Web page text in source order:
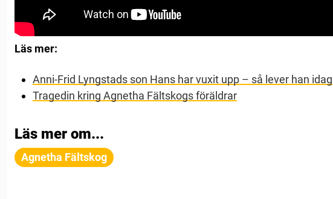
Läs mer:
Anni-Frid Lyngstads son Hans har vuxit upp – så lever han idag
Tragedin kring Agnetha Fältskogs föräldrar
Läs mer om...
Agnetha Fältskog